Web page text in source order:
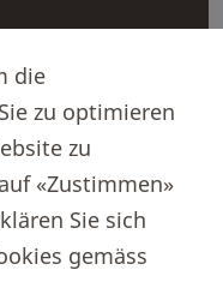
die
zu optimieren
zu
«Zustimmen»
Sie sich
gemäss